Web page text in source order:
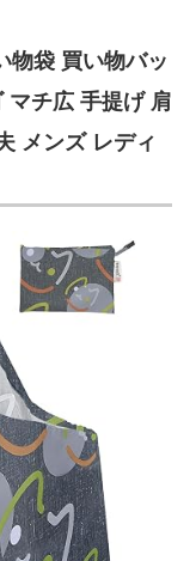
物袋 買い物バッ
マチ広 手提げ 肩
メンズ レディ